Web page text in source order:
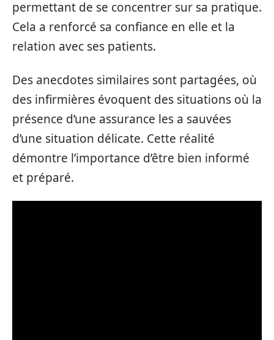
permettant de se concentrer sur sa pratique.
Cela a renforcé sa confiance en elle et la
relation avec ses patients.
Des anecdotes similaires sont partagées, où
des infirmières évoquent des situations où la
présence d’une assurance les a sauvées
d’une situation délicate. Cette réalité
démontre l’importance d’être bien informé
et préparé.